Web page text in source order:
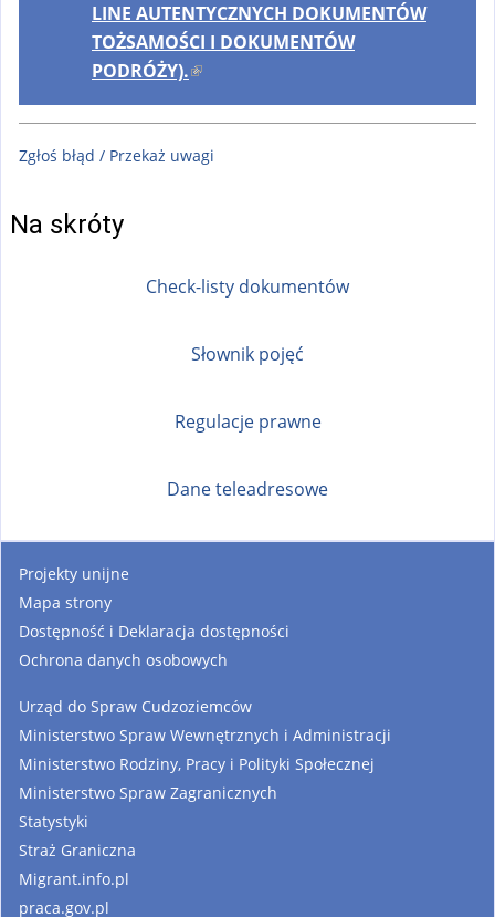
LINE AUTENTYCZNYCH DOKUMENTÓW
TOŻSAMOŚCI I DOKUMENTÓW
PODRÓŻY).(
l
i
n
x
e
n
)
Zgłoś błąd / Przekaż uwagi
Na skróty
Check-listy dokumentów
Słownik pojęć
Regulacje prawne
Dane teleadresowe
Projekty unijne
Mapa strony
Dostępność i Deklaracja dostępności
Ochrona danych osobowych
Urząd do Spraw Cudzoziemców
Ministerstwo Spraw Wewnętrznych i Administracji
Ministerstwo Rodziny, Pracy i Polityki Społecznej
Ministerstwo Spraw Zagranicznych
Statystyki
Straż Graniczna
Migrant.info.pl
praca.gov.pl